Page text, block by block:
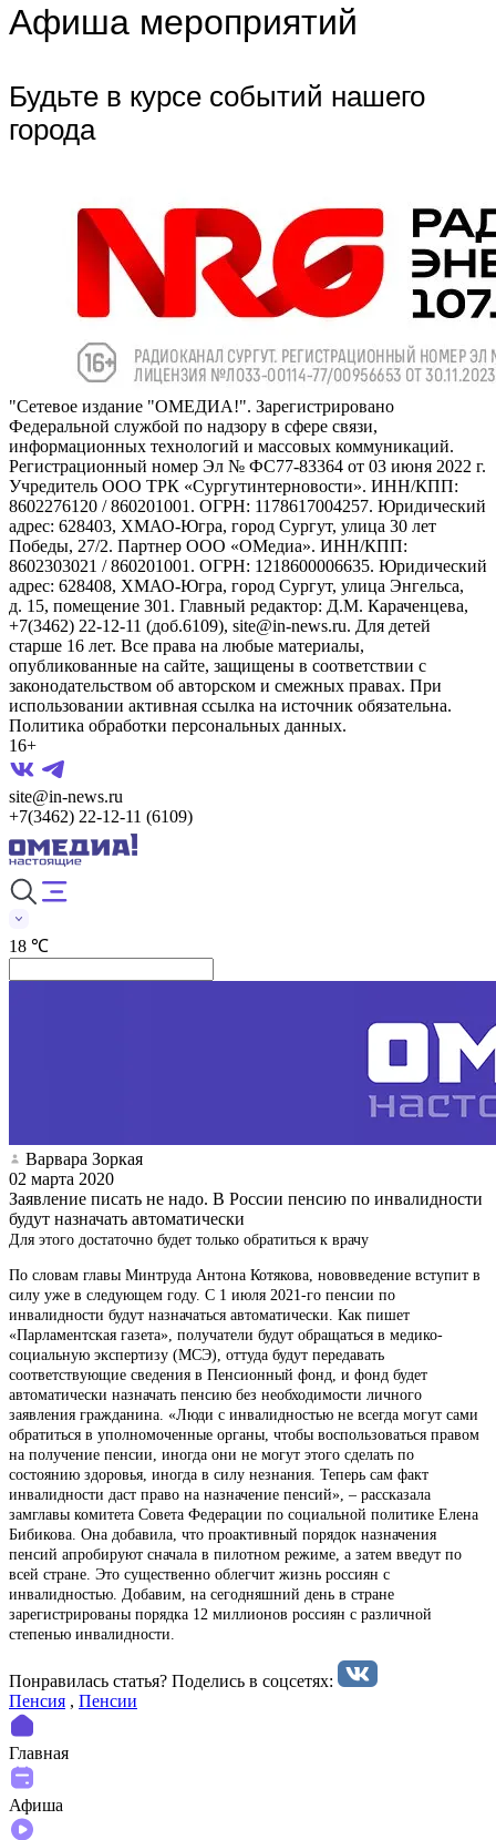
Афиша мероприятий
Будьте в курсе событий нашего
города
"Сетевое издание "ОМЕДИА!". Зарегистрировано
Федеральной службой по надзору в сфере связи,
информационных технологий и массовых коммуникаций.
Регистрационный номер Эл № ФС77-83364 от 03 июня 2022 г.
Учредитель ООО ТРК «Сургутинтерновости». ИНН/КПП:
8602276120 / 860201001. ОГРН: 1178617004257. Юридический
адрес: 628403, ХМАО-Югра, город Сургут, улица 30 лет
Победы, 27/2. Партнер ООО «ОМедиа». ИНН/КПП:
8602303021 / 860201001. ОГРН: 1218600006635. Юридический
адрес: 628408, ХМАО-Югра, город Сургут, улица Энгельса,
д. 15, помещение 301. Главный редактор: Д.М. Караченцева,
+7(3462) 22-12-11 (доб.6109), site@in-news.ru. Для детей
старше 16 лет. Все права на любые материалы,
опубликованные на сайте, защищены в соответствии с
законодательством об авторском и смежных правах. При
использовании активная ссылка на источник обязательна.
Политика обработки персональных данных.
16+
site@in-news.ru
+7(3462) 22-12-11 (6109)
18 ℃
Варвара Зоркая
02 марта 2020
Заявление писать не надо. В России пенсию по инвалидности
будут назначать автоматически
Для этого достаточно будет только обратиться к врачу
По словам главы Минтруда Антона Котякова, нововведение вступит в
силу уже в следующем году. С 1 июля 2021-го пенсии по
инвалидности будут назначаться автоматически. Как пишет
«Парламентская газета», получатели будут обращаться в медико-
социальную экспертизу (МСЭ), оттуда будут передавать
соответствующие сведения в Пенсионный фонд, и фонд будет
автоматически назначать пенсию без необходимости личного
заявления гражданина. «Люди с инвалидностью не всегда могут сами
обратиться в уполномоченные органы, чтобы воспользоваться правом
на получение пенсии, иногда они не могут этого сделать по
состоянию здоровья, иногда в силу незнания. Теперь сам факт
инвалидности даст право на назначение пенсий», – рассказала
замглавы комитета Совета Федерации по социальной политике Елена
Бибикова. Она добавила, что проактивный порядок назначения
пенсий апробируют сначала в пилотном режиме, а затем введут по
всей стране. Это существенно облегчит жизнь россиян с
инвалидностью. Добавим, на сегодняшний день в стране
зарегистрированы порядка 12 миллионов россиян с различной
степенью инвалидности.
Понравилась статья? Поделиcь в соцсетях:
Пенсия , Пенсии
Главная
Афиша